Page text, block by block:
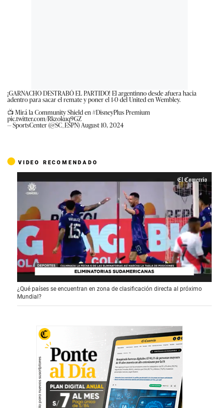
¡GARNACHO DESTRABÓ EL PARTIDO! El argentinno desde afuera hacia
adentro para sacar el remate y poner el 1-0 del United en Wembley.
📺 Mirá la Community Shield en#DisneyPlusPremium
pic.twitter.com/Rkzokuq9GZ
— SportsCenter (@SC_ESPN)August 10, 2024
VIDEO RECOMENDADO
0
s
e
c
¿Qué países se encuentran en zona de clasificación directa al próximo
Mundial?